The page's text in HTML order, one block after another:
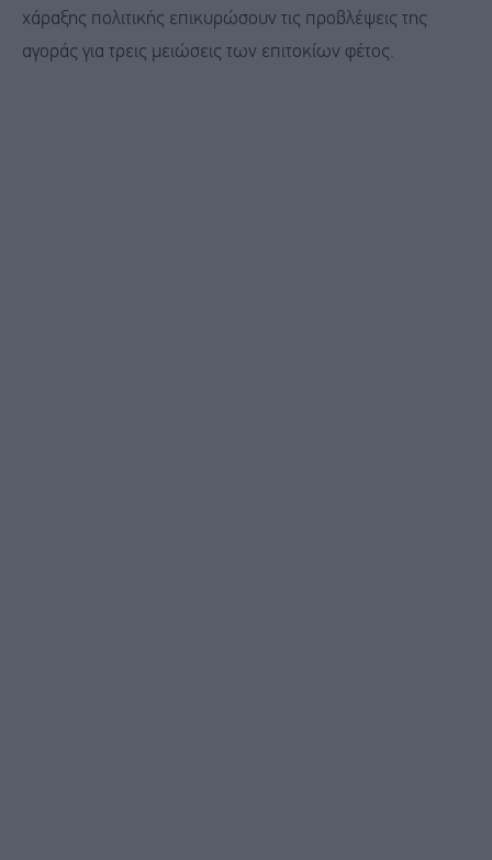
χάραξης πολιτικής επικυρώσουν τις προβλέψεις της
αγοράς για τρεις μειώσεις των επιτοκίων φέτος.